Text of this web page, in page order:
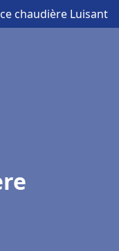
chaudière Luisant